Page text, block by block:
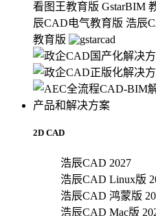
看图王教育版 GstarBIM
辰CAD电气教育版 浩辰
教育版
产品和解决方案
2D CAD
浩辰CAD 2027
浩辰CAD Linux版
浩辰CAD 鸿蒙版
浩辰CAD Mac版